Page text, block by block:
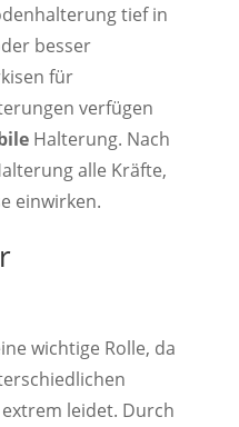
tief in
besser
für
verfügen
Halterung. Nach
alle Kräfte,
einwirken.
wichtige Rolle, da
leidet. Durch